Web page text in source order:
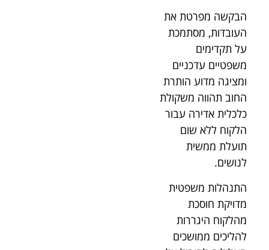
הבקשה מפרטת את
העובדות, מסתמכת
על תקדימים
משפטיים עדכניים
ומציגה מדוע הותרת
החוב תהווה משקולת
כלכלית אדירה עבור
הלקוח ללא שום
תועלת ממשית
לנושים.
התנהלות משפטית
מדויקת חוסכת
מהלקוח היגררות
להליכים ממושכים